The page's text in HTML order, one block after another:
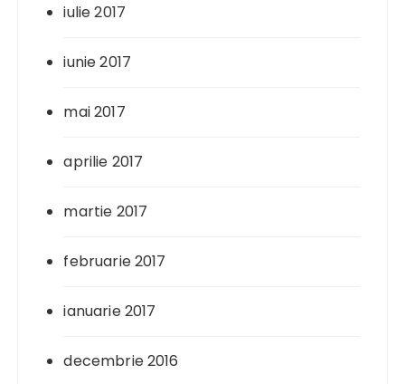
iulie 2017
iunie 2017
mai 2017
aprilie 2017
martie 2017
februarie 2017
ianuarie 2017
decembrie 2016